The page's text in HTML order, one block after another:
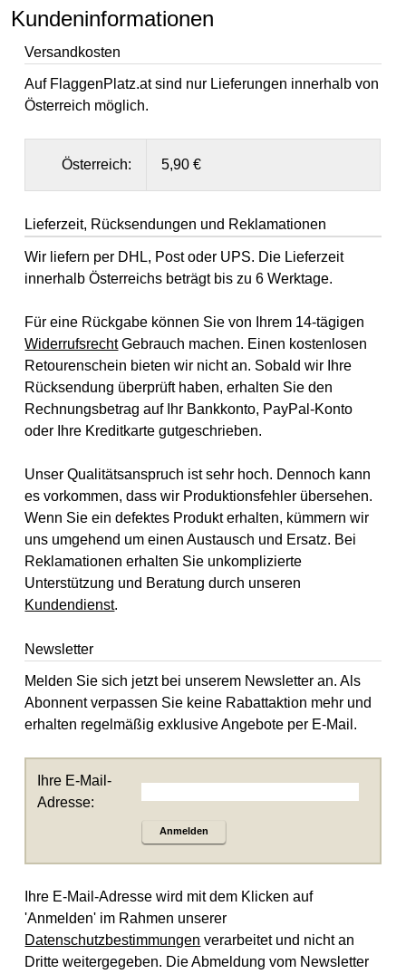
Kundeninformationen
Versandkosten
Auf FlaggenPlatz.at sind nur Lieferungen innerhalb von
Österreich möglich.
Österreich: 5,90 €
Lieferzeit, Rücksendungen und Reklamationen
Wir liefern per DHL, Post oder UPS. Die Lieferzeit
innerhalb Österreichs beträgt bis zu 6 Werktage.
Für eine Rückgabe können Sie von Ihrem 14-tägigen
WiderrufsrechtGebrauch machen. Einen kostenlosen
Retourenschein bieten wir nicht an. Sobald wir Ihre
Rücksendung überprüft haben, erhalten Sie den
Rechnungsbetrag auf Ihr Bankkonto, PayPal-Konto
oder Ihre Kreditkarte gutgeschrieben.
Unser Qualitätsanspruch ist sehr hoch. Dennoch kann
es vorkommen, dass wir Produktionsfehler übersehen.
Wenn Sie ein defektes Produkt erhalten, kümmern wir
uns umgehend um einen Austausch und Ersatz. Bei
Reklamationen erhalten Sie unkomplizierte
Unterstützung und Beratung durch unseren
Kundendienst.
Newsletter
Melden Sie sich jetzt bei unserem Newsletter an. Als
Abonnent verpassen Sie keine Rabattaktion mehr und
erhalten regelmäßig exklusive Angebote per E-Mail.
Ihre E-Mail-
Adresse:
Anmelden
Ihre E-Mail-Adresse wird mit dem Klicken auf
'Anmelden' im Rahmen unserer
Datenschutzbestimmungen verarbeitet und nicht an
Dritte weitergegeben. Die Abmeldung vom Newsletter